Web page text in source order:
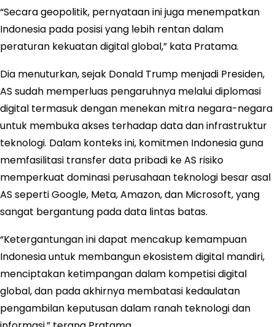
“Secara geopolitik, pernyataan ini juga menempatkan
Indonesia pada posisi yang lebih rentan dalam
peraturan kekuatan digital global,” kata Pratama.
Dia menuturkan, sejak Donald Trump menjadi Presiden,
AS sudah memperluas pengaruhnya melalui diplomasi
digital termasuk dengan menekan mitra negara-negara
untuk membuka akses terhadap data dan infrastruktur
teknologi. Dalam konteks ini, komitmen Indonesia guna
memfasilitasi transfer data pribadi ke AS risiko
memperkuat dominasi perusahaan teknologi besar asal
AS seperti Google, Meta, Amazon, dan Microsoft, yang
sangat bergantung pada data lintas batas.
“Ketergantungan ini dapat mencakup kemampuan
Indonesia untuk membangun ekosistem digital mandiri,
menciptakan ketimpangan dalam kompetisi digital
global, dan pada akhirnya membatasi kedaulatan
pengambilan keputusan dalam ranah teknologi dan